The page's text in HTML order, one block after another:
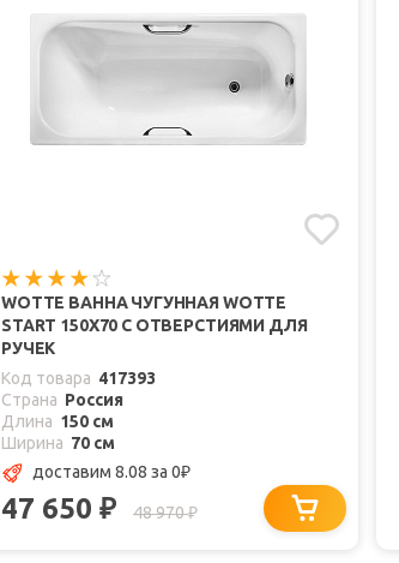
WOTTE ВАННА ЧУГУННАЯ WOTTE
START 150Х70 C ОТВЕРСТИЯМИ ДЛЯ
РУЧЕК
Код товара 417393
Страна Россия
Длина 150 см
Ширина 70 см
доставим 8.08 за 0₽
47 650 ₽ 48 970₽